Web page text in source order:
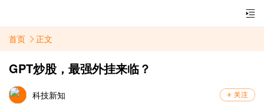
首页 正文
GPT炒股，最强外挂来临？
科技新知